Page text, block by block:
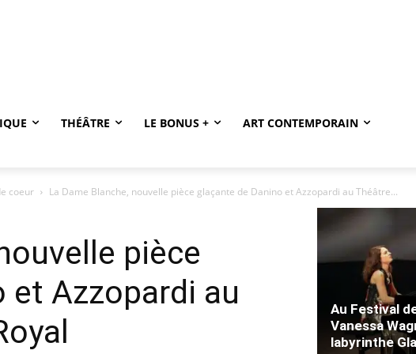
THÉÂTRE LE BONUS + ART CONTEMPORAIN
coeur La Dame Blanche, nouvelle pièce glaçante de Danino et Azzopardi au Théâtre...
pièce
et Azzopardi au
Au Festival
Vanessa
labyrinthe